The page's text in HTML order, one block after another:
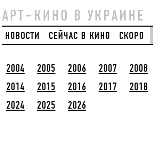
АРТ–КИНО В УКРАИНЕ
НОВОСТИ СЕЙЧАС В КИНО СКОРО
2004 2005 2006 2007 2008
2014 2015 2016 2017 2018
2024 2025 2026